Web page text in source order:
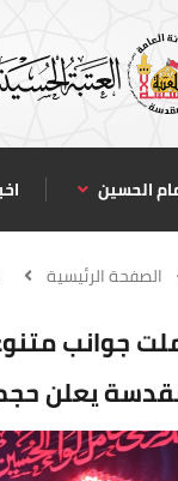
الحسين
الصفحة الرئيسية
جوانب
يعلن حجم